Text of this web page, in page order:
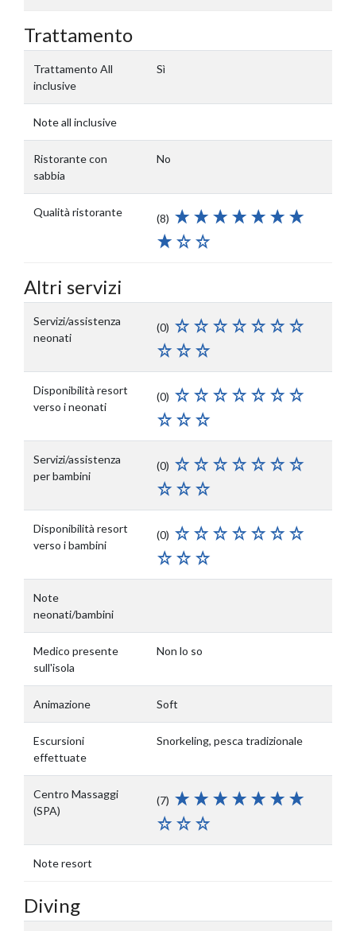
Trattamento
Trattamento All
inclusive
Sì
Note all inclusive
Ristorante con
sabbia
No
Qualità ristorante (8)
Altri servizi
Servizi/assistenza
neonati
(0)
Disponibilità resort
verso i neonati
(0)
Servizi/assistenza
per bambini
(0)
Disponibilità resort
verso i bambini
(0)
Note
neonati/bambini
Medico presente
sull'isola
Non lo so
Animazione Soft
Escursioni
effettuate
Snorkeling, pesca tradizionale
Centro Massaggi
(SPA)
(7)
Note resort
Diving